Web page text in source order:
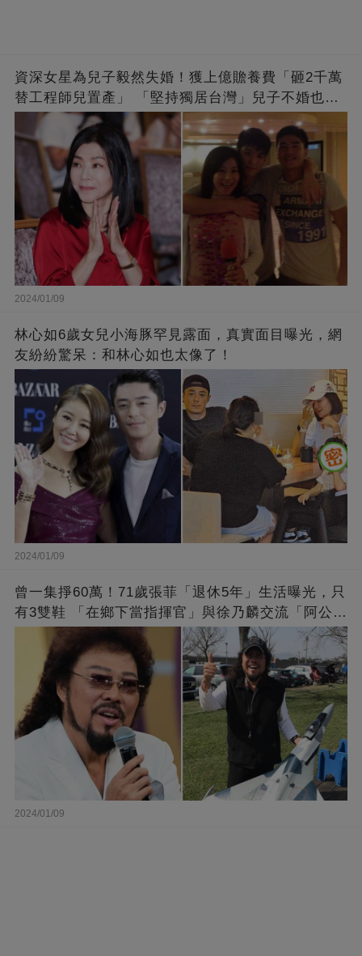
資深女星為兒子毅然失婚！獲上億贍養費「砸2千萬
替工程師兒置產」 「堅持獨居台灣」兒子不婚也支
2024/01/09
林心如6歲女兒小海豚罕見露面，真實面目曝光，網
友紛紛驚呆：和林心如也太像了！
2024/01/09
曾一集掙60萬！71歲張菲「退休5年」生活曝光，只
有3雙鞋 「在鄉下當指揮官」與徐乃麟交流「阿公
2024/01/09